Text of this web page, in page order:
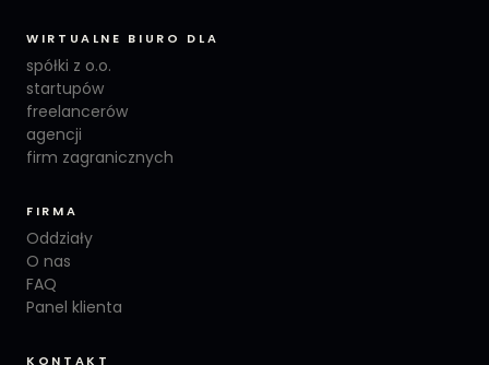
WIRTUALNE BIURO DLA
spółki z o.o.
startupów
freelancerów
agencji
firm zagranicznych
FIRMA
Oddziały
O nas
FAQ
Panel klienta
KONTAKT